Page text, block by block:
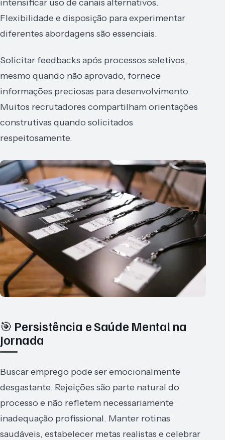
intensificar uso de canais alternativos.
Flexibilidade e disposição para experimentar
diferentes abordagens são essenciais.
Solicitar feedbacks após processos seletivos,
mesmo quando não aprovado, fornece
informações preciosas para desenvolvimento.
Muitos recrutadores compartilham orientações
construtivas quando solicitados
respeitosamente.
🎯 Persistência e Saúde Mental na
Jornada
Buscar emprego pode ser emocionalmente
desgastante. Rejeições são parte natural do
processo e não refletem necessariamente
inadequação profissional. Manter rotinas
saudáveis, estabelecer metas realistas e celebrar